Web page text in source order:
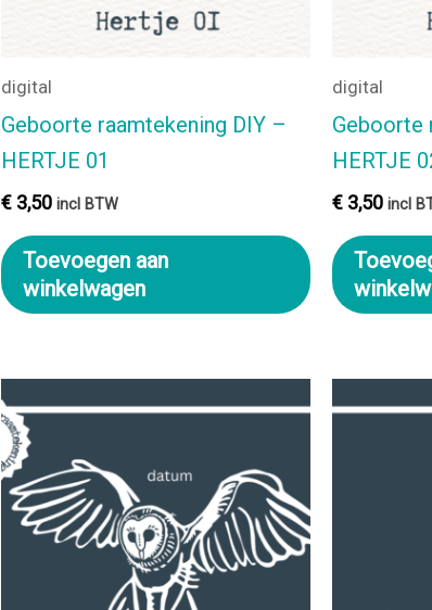
digital
Geboorte raamtekening DIY –
HERTJE 01
€ 3,50 incl BTW
Toevoegen aan
winkelwagen
digital
Geboorte
HERTJE
€ 3,50 incl